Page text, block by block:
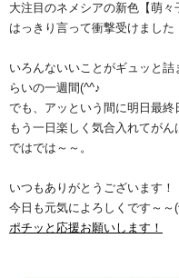
大注目のネメシアの新色【萌々
はっきり言って衝撃受けました
いろんないいことがギュッと詰
らいの一週間(^^♪
でも、アッという間に明日最終
もう一日楽しく気合入れてが
ではでは～～。
いつもありがとうございます！
今日も元気によろしくです～～
ポチッと応援お願いします！